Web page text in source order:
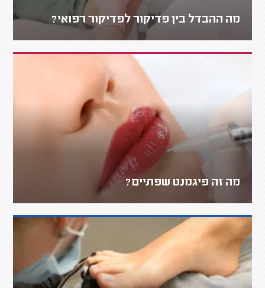
מה ההבדל בין פדיקור לפדיקור רפואי?
מה זה פיגמנט שפתיים?